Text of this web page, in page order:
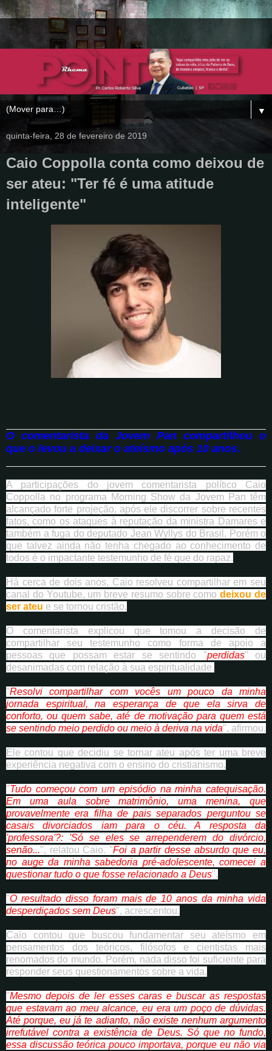
▼
quinta-feira, 28 de fevereiro de 2019
Caio Coppolla conta como deixou de
ser ateu: "Ter fé é uma atitude
inteligente"
O comentarista da Jovem Pan compartilhou o
que o levou a deixar o ateísmo após 10 anos.
A participações do jovem comentarista político Caio
Coppolla no programa Morning Show da Jovem Pan têm
alcançado forte projeção, após ele discorrer sobre recentes
fatos, como os ataques à reputação da ministra Damares e
também a fuga do deputado Jean Wyllys do Brasil. Porém o
que talvez ainda não tenha chegado ao conhecimento de
todos é o impactante testemunho de fé que do rapaz.
Há cerca de dois anos, Caio resolveu compartilhar em seu
canal do Youtube, um breve resumo sobre comodeixou de
ser ateu e se tornou cristão.
O comentarista explicou que tomou a decisão de
compartilhar seu testemunho como forma de apoio a
pessoas que possam estar se sentindo "perdidas" ou
desanimadas com relação à sua espiritualidade.
"Resolvi compartilhar com vocês um pouco da minha
jornada espiritual, na esperança de que ela sirva de
conforto, ou quem sabe, até de motivação para quem está
se sentindo meio perdido ou meio à deriva na vida", afirmou.
Ele contou que decidiu se tornar ateu após ter uma breve
experiência negativa com o ensino do cristianismo.
"Tudo começou com um episódio na minha catequisação.
Em uma aula sobre matrimônio, uma menina, que
provavelmente era filha de pais separados perguntou se
casais divorciados iam para o céu. A resposta da
'professora'?: 'Só se eles se arrependerem do divórcio,
senão...", relatou Caio. "Foi a partir desse absurdo que eu,
no auge da minha sabedoria pré-adolescente, comecei a
questionar tudo o que fosse relacionado a Deus".
"O resultado disso foram mais de 10 anos da minha vida
desperdiçados sem Deus", acrescentou.
Caio contou que buscou fundamentar seu ateísmo em
pensamentos dos teóricos, filósofos e cientistas mais
renomados do mundo. Porém, nada disso foi suficiente para
responder seus questionamentos sobre a vida.
"Mesmo depois de ler esses caras e buscar as respostas
que estavam ao meu alcance, eu era um poço de dúvidas.
Até porque, eu já te adianto, não existe nenhum argumento
irrefutável contra a existência de Deus. Só que no fundo,
essa discussão teórica pouco importava, porque eu não via